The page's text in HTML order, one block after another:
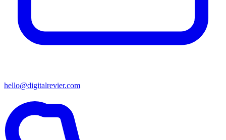
hello@digitalrevier.com